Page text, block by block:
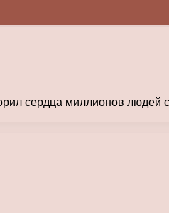
сердца миллионов людей